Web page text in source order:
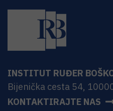
INSTITUT RUĐER
Bijenička cesta 54,
KONTAKTIRAJTE NAS